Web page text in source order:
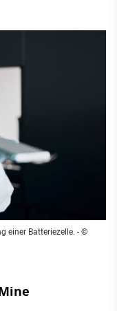
einer Batteriezelle. - ©